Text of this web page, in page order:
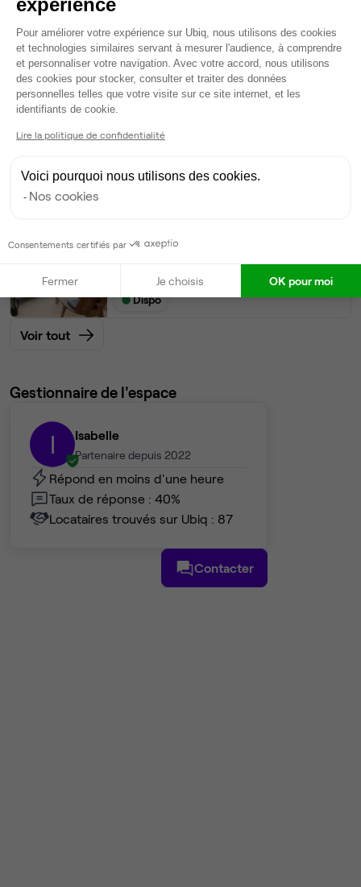
11postes • 55 m²
5 077 €
Dispo
10postes • 50 m²
Dispo
Dispo
Voir tout
Gestionnaire de l'espace
I Isabelle
Partenaire depuis 2022
Répond en moins d'une heure
Taux de réponse : 40%
Locataires trouvés sur Ubiq : 87
Contacter
expérience
Plateforme de Gestion du
Pour améliorer votre expérience sur Ubiq, nous utilisons des cookies
et technologies similaires servant à mesurer l'audience, à comprendre
et personnaliser votre navigation. Avec votre accord, nous utilisons
des cookies pour stocker, consulter et traiter des données
personnelles telles que votre visite sur ce site internet, et les
identifiants de cookie.
Lire la politique de confidentialité
Voici pourquoi nous utilisons des cookies.
Nos cookies
Consentements certifiés par
Fermer Je choisis OK pour moi